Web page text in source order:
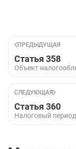
ПРЕДЫДУЩАЯ
Статья 358
Объект
СЛЕДУЮЩАЯ
Статья 360
Налоговый